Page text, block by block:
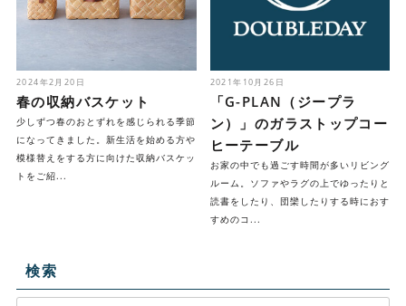
2024年2月20日
春の収納バスケット
少しずつ春のおとずれを感じられる季節
になってきました。新生活を始める方や
模様替えをする方に向けた収納バスケッ
トをご紹...
2021年10月26日
「G-PLAN（ジープラ
ン）」のガラストップコー
ヒーテーブル
お家の中でも過ごす時間が多いリビング
ルーム。ソファやラグの上でゆったりと
読書をしたり、団欒したりする時におす
すめのコ...
検索